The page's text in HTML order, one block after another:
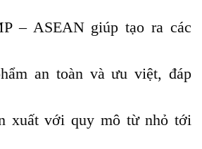
– ASEAN giúp tạo ra các
an toàn và ưu việt, đáp
xuất với quy mô từ nhỏ tới